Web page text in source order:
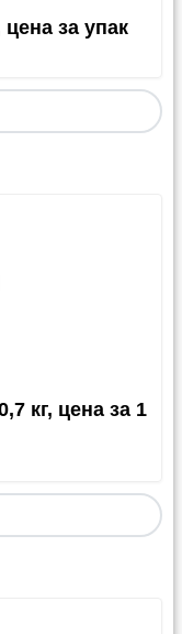
цена за упак
кг, цена за 1